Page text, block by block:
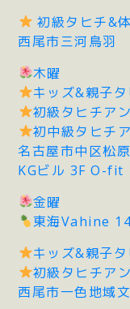
初級タヒチ&
西尾市三河鳥羽
木曜
キッズ&親子
初級タヒチア
初中級タヒチ
名古屋市中区松
KGビル 3F O-fit
金曜
東海Vahine
キッズ&親子
初級タヒチア
西尾市一色地域